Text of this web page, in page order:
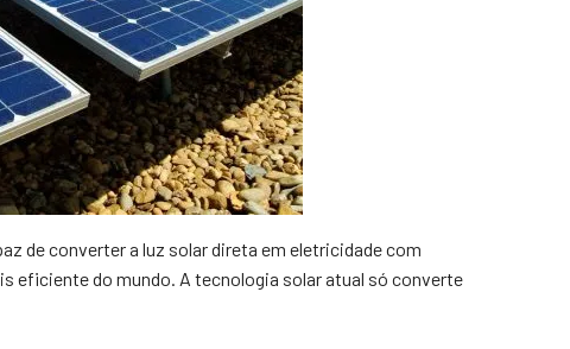
de converter a luz solar direta em eletricidade com
eficiente do mundo. A tecnologia solar atual só converte